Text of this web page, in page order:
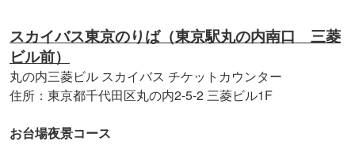
スカイバス東京のりば（東京駅丸の内南口 三菱
ビル前）
丸の内三菱ビル スカイバス チケットカウンター
住所：東京都千代田区丸の内2-5-2 三菱ビル1F
お台場夜景コース